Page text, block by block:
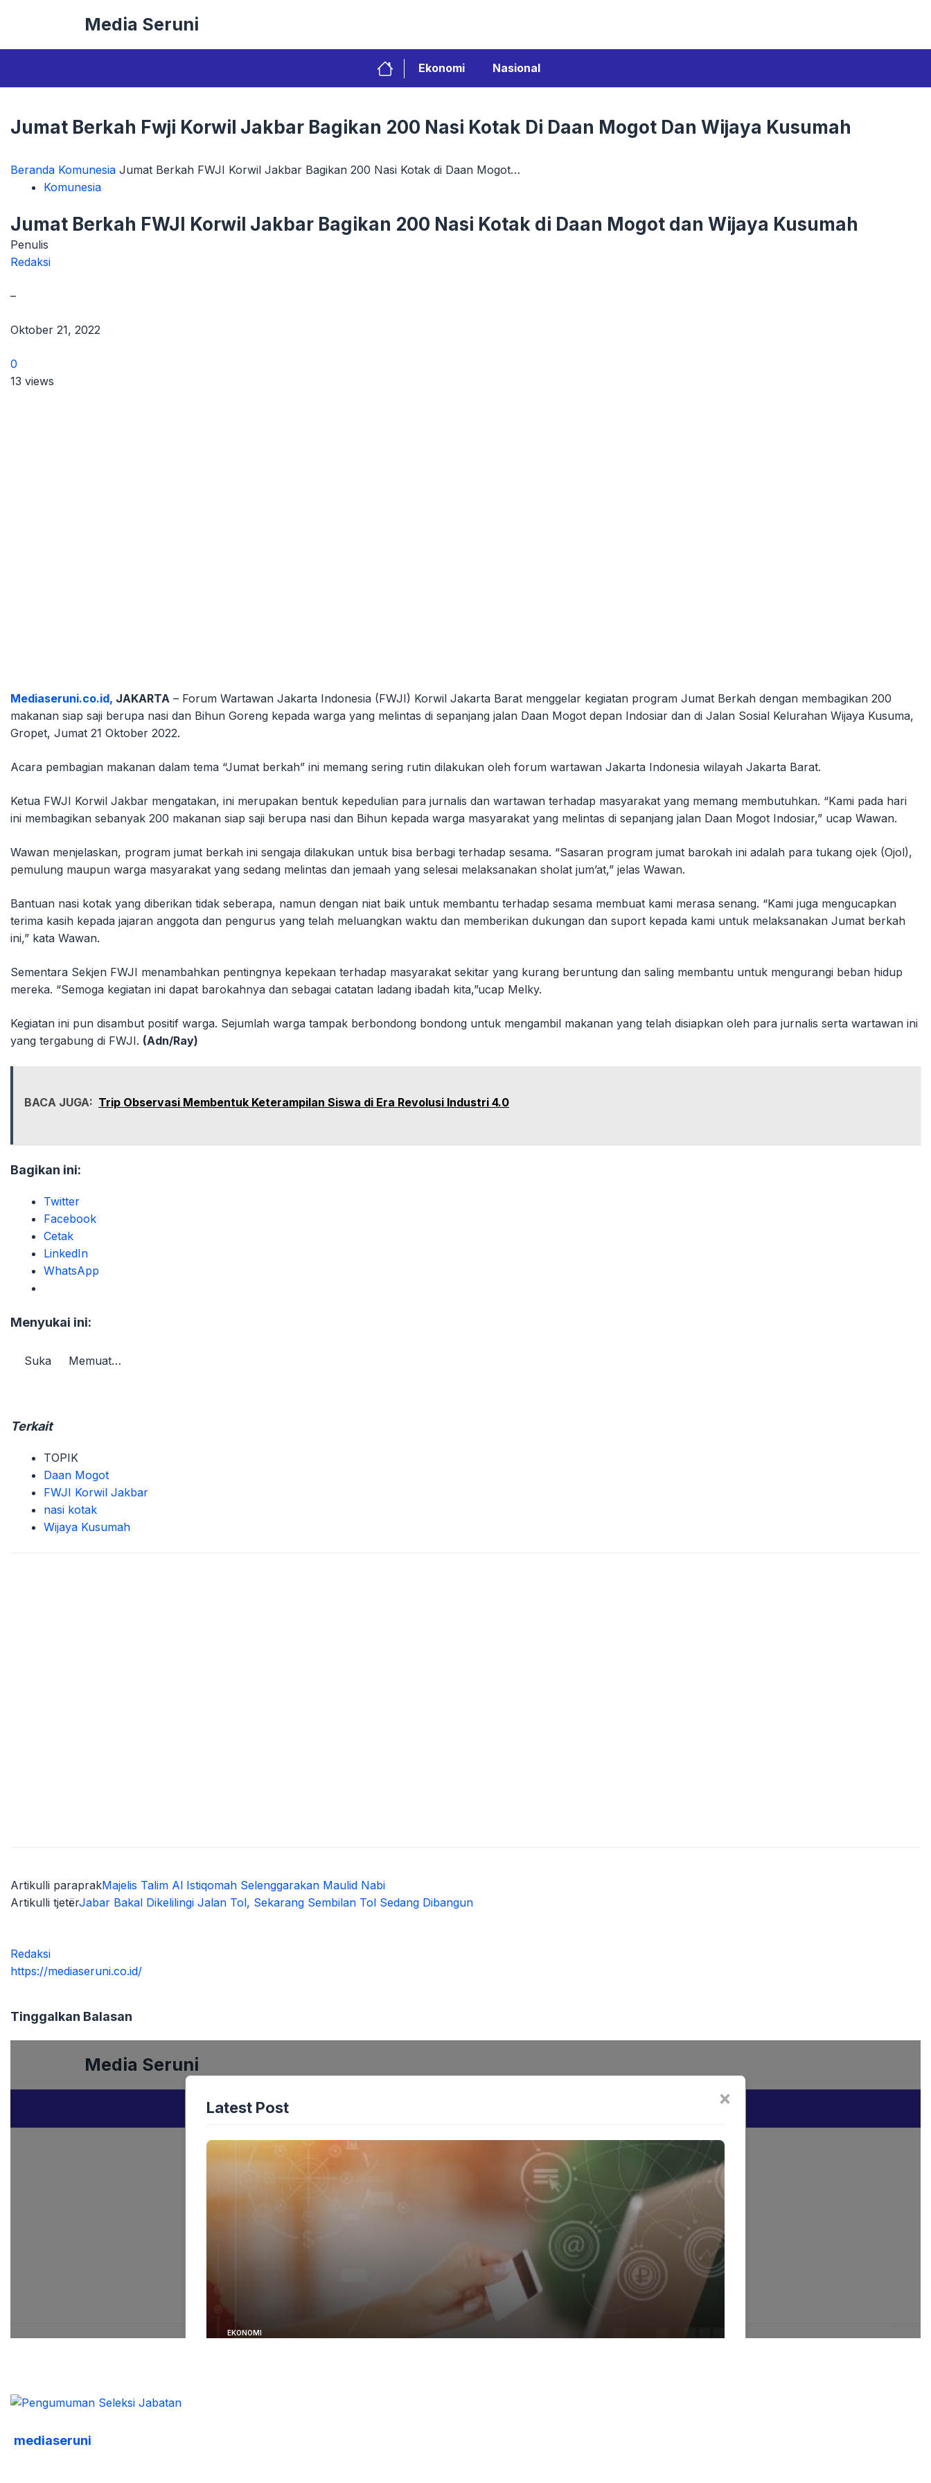
Media Seruni
Ekonomi Nasional
Jumat Berkah Fwji Korwil Jakbar Bagikan 200 Nasi Kotak Di Daan Mogot Dan Wijaya Kusumah
Beranda Komunesia Jumat Berkah FWJI Korwil Jakbar Bagikan 200 Nasi Kotak di Daan Mogot…
Komunesia
Jumat Berkah FWJI Korwil Jakbar Bagikan 200 Nasi Kotak di Daan Mogot dan Wijaya Kusumah
Penulis
Redaksi
–
Oktober 21, 2022
0
13 views
Mediaseruni.co.id, JAKARTA – Forum Wartawan Jakarta Indonesia (FWJI) Korwil Jakarta Barat menggelar kegiatan program Jumat Berkah dengan membagikan 200
makanan siap saji berupa nasi dan Bihun Goreng kepada warga yang melintas di sepanjang jalan Daan Mogot depan Indosiar dan di Jalan Sosial Kelurahan Wijaya Kusuma,
Gropet, Jumat 21 Oktober 2022.
Acara pembagian makanan dalam tema “Jumat berkah” ini memang sering rutin dilakukan oleh forum wartawan Jakarta Indonesia wilayah Jakarta Barat.
Ketua FWJI Korwil Jakbar mengatakan, ini merupakan bentuk kepedulian para jurnalis dan wartawan terhadap masyarakat yang memang membutuhkan. “Kami pada hari
ini membagikan sebanyak 200 makanan siap saji berupa nasi dan Bihun kepada warga masyarakat yang melintas di sepanjang jalan Daan Mogot Indosiar,” ucap Wawan.
Wawan menjelaskan, program jumat berkah ini sengaja dilakukan untuk bisa berbagi terhadap sesama. “Sasaran program jumat barokah ini adalah para tukang ojek (Ojol),
pemulung maupun warga masyarakat yang sedang melintas dan jemaah yang selesai melaksanakan sholat jum’at,” jelas Wawan.
Bantuan nasi kotak yang diberikan tidak seberapa, namun dengan niat baik untuk membantu terhadap sesama membuat kami merasa senang. “Kami juga mengucapkan
terima kasih kepada jajaran anggota dan pengurus yang telah meluangkan waktu dan memberikan dukungan dan suport kepada kami untuk melaksanakan Jumat berkah
ini,” kata Wawan.
Sementara Sekjen FWJI menambahkan pentingnya kepekaan terhadap masyarakat sekitar yang kurang beruntung dan saling membantu untuk mengurangi beban hidup
mereka. “Semoga kegiatan ini dapat barokahnya dan sebagai catatan ladang ibadah kita,”ucap Melky.
Kegiatan ini pun disambut positif warga. Sejumlah warga tampak berbondong bondong untuk mengambil makanan yang telah disiapkan oleh para jurnalis serta wartawan ini
yang tergabung di FWJI. (Adn/Ray)
BACA JUGA: Trip Observasi Membentuk Keterampilan Siswa di Era Revolusi Industri 4.0
Bagikan ini:
Twitter
Facebook
Cetak
LinkedIn
WhatsApp
Menyukai ini:
Suka Memuat…
Terkait
TOPIK
Daan Mogot
FWJI Korwil Jakbar
nasi kotak
Wijaya Kusumah
Artikulli paraprakMajelis Talim Al Istiqomah Selenggarakan Maulid Nabi
Artikulli tjetërJabar Bakal Dikelilingi Jalan Tol, Sekarang Sembilan Tol Sedang Dibangun
Redaksi
https://mediaseruni.co.id/
Tinggalkan Balasan
mediaseruni